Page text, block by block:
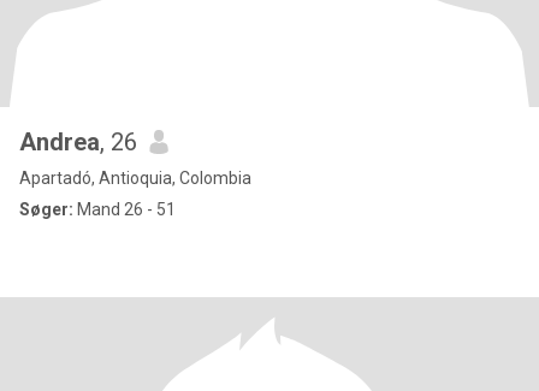
Andrea, 26
Apartadó, Antioquia, Colombia
Søger: Mand 26 - 51